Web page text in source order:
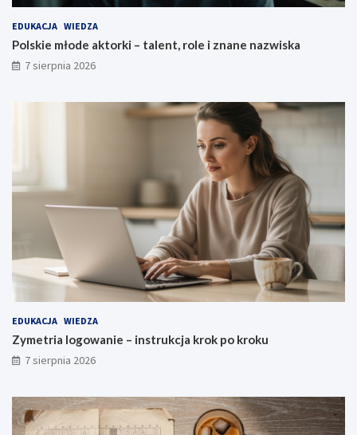
EDUKACJA WIEDZA
Polskie młode aktorki – talent, role i znane nazwiska
7 sierpnia 2026
EDUKACJA WIEDZA
Zymetria logowanie – instrukcja krok po kroku
7 sierpnia 2026